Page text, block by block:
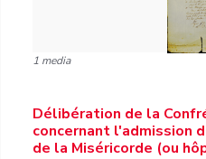
1 media
Délibération de la
concernant l'admission
de la Miséricorde (ou